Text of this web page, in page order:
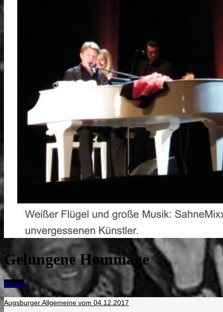
Gelungene Hommage
Presse
Augsburger Allgemeine vom 04.12.2017